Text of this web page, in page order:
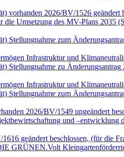
vorhanden 2026/BV/1526 geändert
Umsetzung des MV-Plans 2035
Stellungnahme zum
Infrastruktur und
Stellungnahme zu
Infrastruktur und
Stellungnahme zum
2026/BV/1549 ungeändert
und –entwicklung
geändert beschlossen, (für die
GRÜNEN.Volt